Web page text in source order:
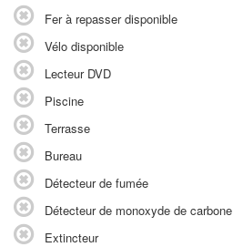
Fer à repasser disponible
Vélo disponible
Lecteur DVD
Piscine
Terrasse
Bureau
Détecteur de fumée
Détecteur de monoxyde de carbone
Extincteur